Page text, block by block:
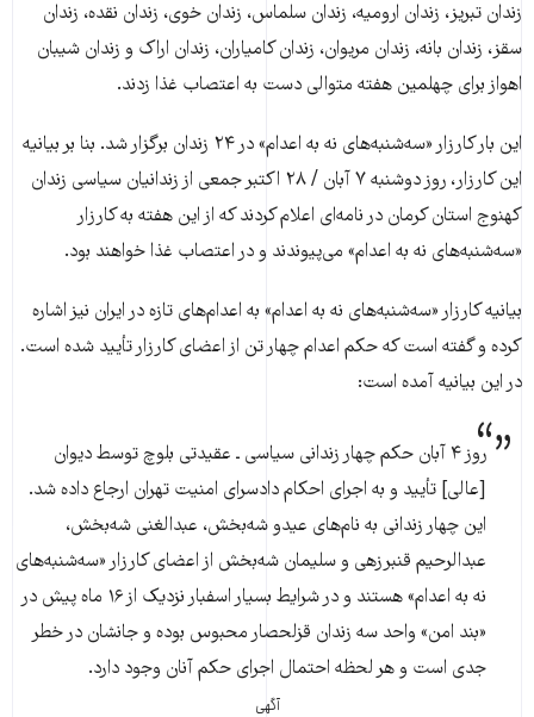
زندان تبریز، زندان ارومیه، زندان سلماس، زندان خوی، زندان نقده، زندان
سقز، زندان بانه، زندان مریوان، زندان کامیاران، زندان اراک و زندان شیبان
اهواز برای چهلمین هفته متوالی دست به اعتصاب غذا زدند.
این بار کارزار «سه‌شنبه‌های نه به اعدام» در ۲۴ زندان برگزار شد. بنا بر بیانیه
این کارزار، روز دوشنبه ۷ آبان / ۲۸ اکتبر جمعی از زندانیان سیاسی زندان
کهنوج استان کرمان در نامه‌ای اعلام کردند که از این هفته به کارزار‌
«سه‌شنبه‌های نه به اعدام» می‌پیوندند و در اعتصاب غذا خواهند بود.
بیانیه کارزار «سه‌شنبه‌های‌ نه به اعدام» به اعدام‌های تازه در ایران نیز اشاره
کرده و گفته است که حکم اعدام چهار تن از اعضای کارزار تأیید شده است.
در این بیانیه آمده است:
روز ۴ آبان حکم چهار زندانی سیاسی ـ عقیدتی بلوچ توسط دیوان
[عالی] تأیید و به اجرای احکام دادسرای امنیت تهران ارجاع داده شد.
این چهار زندانی به نام‌های عیدو شه‌بخش، عبدالغنی شه‌بخش،
عبدالرحیم قنبرزهی و سلیمان شه‌بخش از اعضای کارزار «سه‌شنبه‌های
نه به اعدام» هستند و در شرایط بسیار اسفبار نزدیک از ۱۶ ماه پیش در
«بند امن» واحد سه زندان قزلحصار محبوس بوده و جانشان در خطر
جدی است و هر لحظه احتمال اجرای حکم آنان وجود دارد.
آگهی